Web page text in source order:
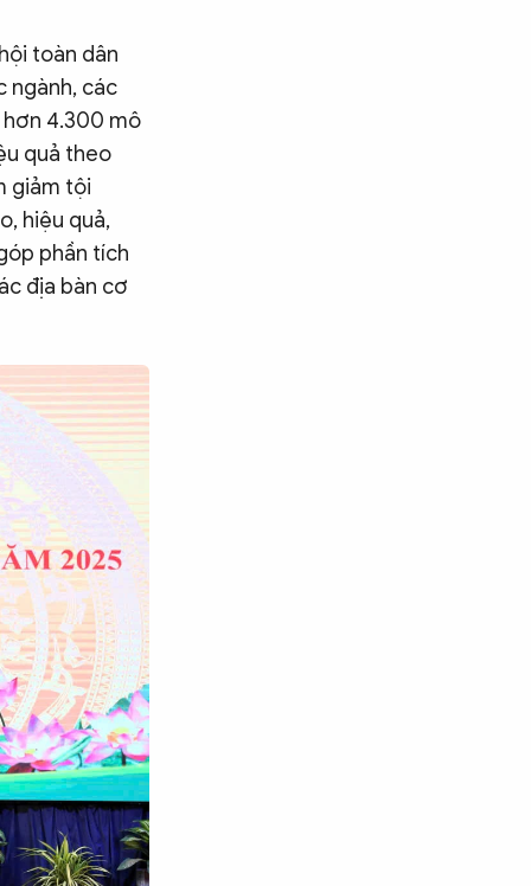
toàn dân
ngành, các
4.300 mô
quả theo
giảm tội
hiệu quả,
phần tích
địa bàn cơ